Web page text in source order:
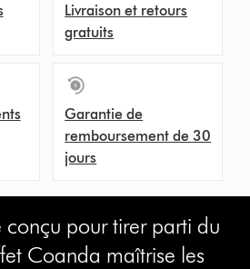
Livraison et retours
gratuits
Garantie de
remboursement de 30
jours
conçu pour tirer parti du
Coanda maîtrise les